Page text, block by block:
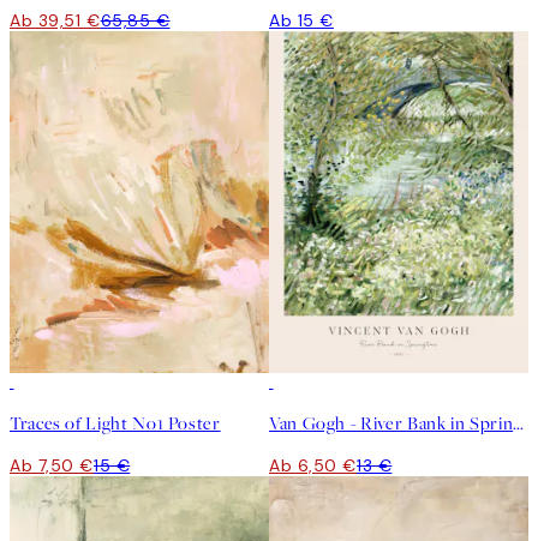
Ab 39,51 €65,85 € Ab 15 €
Traces of Light No1 Poster
Ab 7,50 €15 €
Van Gogh - River Bank in Springtime Poster
Ab 6,50 €13 €